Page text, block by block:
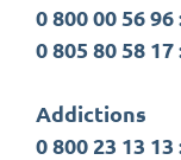
0 800 00 56 96
0 805 80 58 17
Addictions
0 800 23 13 13